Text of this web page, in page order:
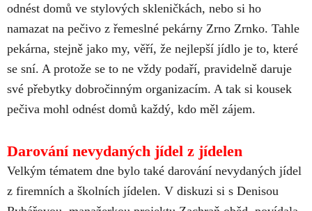
odnést domů ve stylových skleničkách, nebo si ho
namazat na pečivo z řemeslné pekárny Zrno Zrnko. Tahle
pekárna, stejně jako my, věří, že nejlepší jídlo je to, které
se sní. A protože se to ne vždy podaří, pravidelně daruje
své přebytky dobročinným organizacím. A tak si kousek
pečiva mohl odnést domů každý, kdo měl zájem.
Darování nevydaných jídel z jídelen
Velkým tématem dne bylo také darování nevydaných jídel
z firemních a školních jídelen. V diskuzi si s Denisou